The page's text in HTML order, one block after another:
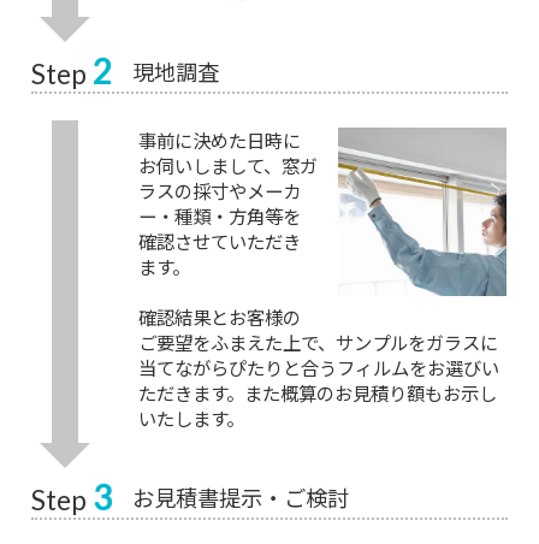
Step 2 現地調査
事前に決めた日時に
お伺いしまして、窓ガ
ラスの採寸やメーカ
ー・種類・方角等を
確認させていただき
ます。
確認結果とお客様の
ご要望をふまえた上で、サンプルをガラスに
当てながらぴたりと合うフィルムをお選びい
ただきます。また概算のお見積り額もお示し
いたします。
Step 3 お見積書提示・ご検討